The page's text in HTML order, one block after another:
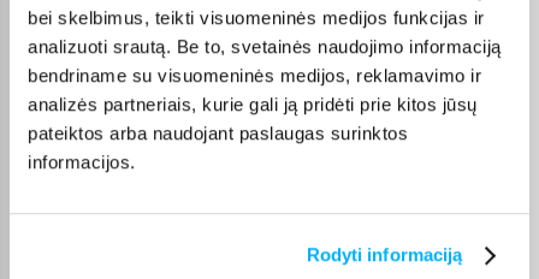
bei skelbimus, teikti visuomeninės medijos funkcijas ir
analizuoti srautą. Be to, svetainės naudojimo informaciją
bendriname su visuomeninės medijos, reklamavimo ir
analizės partneriais, kurie gali ją pridėti prie kitos jūsų
pateiktos arba naudojant paslaugas surinktos
informacijos.
Rodyti informaciją
Pirkėjų atsiliepimai apie prekes
Galina B.
Ok